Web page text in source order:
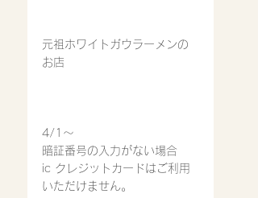
元祖ホワイトガウラーメンの
お店
4/1〜
暗証番号の入力がない場合
ic クレジットカードはご利用
いただけません。